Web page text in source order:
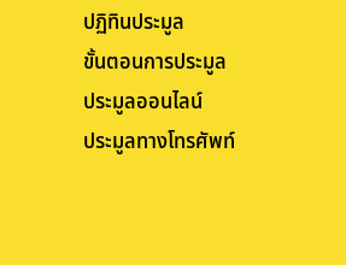
ปฏิทินประมูล
ขั้นตอนการประมูล
ประมูลออนไลน์
ประมูลทางโทรศัพท์